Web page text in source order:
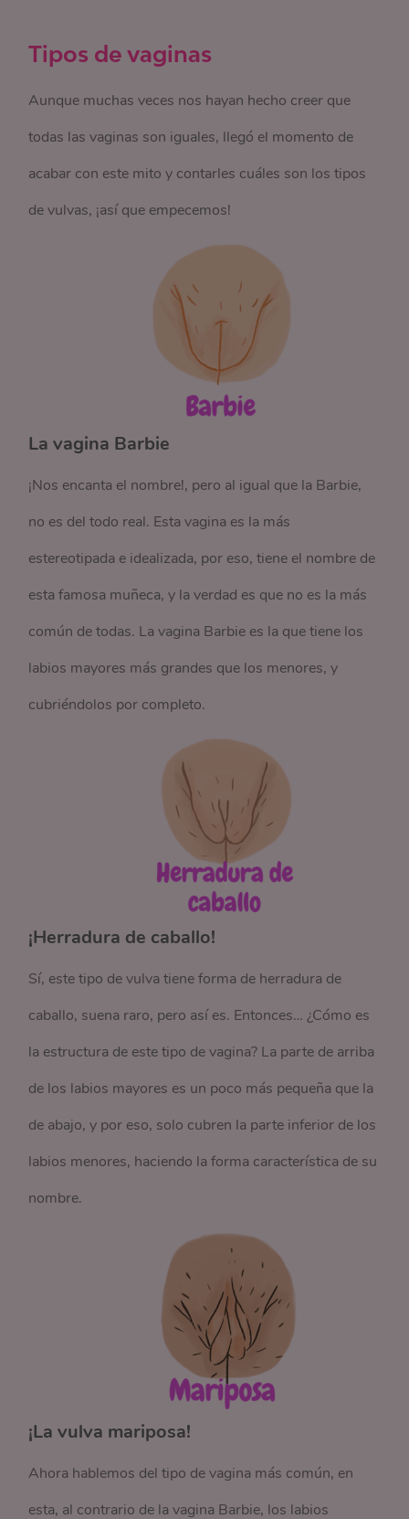
Tipos de vaginas
Aunque muchas veces nos hayan hecho creer que
todas las vaginas son iguales, llegó el momento de
acabar con este mito y contarles cuáles son los tipos
de vulvas, ¡así que empecemos!
La vagina Barbie
¡Nos encanta el nombre!, pero al igual que la Barbie,
no es del todo real. Esta vagina es la más
estereotipada e idealizada, por eso, tiene el nombre de
esta famosa muñeca, y la verdad es que no es la más
común de todas. La vagina Barbie es la que tiene los
labios mayores más grandes que los menores, y
cubriéndolos por completo.
¡Herradura de caballo!
Sí, este tipo de vulva tiene forma de herradura de
caballo, suena raro, pero así es. Entonces… ¿Cómo es
la estructura de este tipo de vagina? La parte de arriba
de los labios mayores es un poco más pequeña que la
de abajo, y por eso, solo cubren la parte inferior de los
labios menores, haciendo la forma característica de su
nombre.
¡La vulva mariposa!
Ahora hablemos del tipo de vagina más común, en
esta, al contrario de la vagina Barbie, los labios